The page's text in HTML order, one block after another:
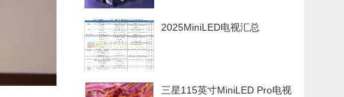
2025MiniLED电视汇总
三星115英寸MiniLED Pro电视